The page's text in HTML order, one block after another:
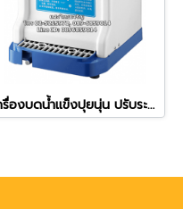
เครื่องบดน้ำแข็งปุยนุ่น ปรับระดับความละเอียดได้